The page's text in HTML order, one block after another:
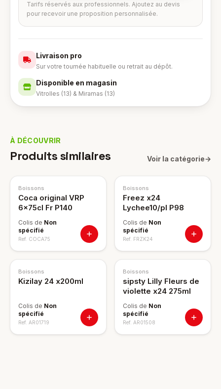
Tarifs réservés aux professionnels. Ajoutez au devis
pour recevoir une proposition personnalisée.
Livraison pro
Sur votre tournée habituelle ou retrait au dépôt.
Disponible en magasin
Vitrolles (13) & Miramas (13)
À DÉCOUVRIR
Produits similaires Voir la catégorie→
Boissons
Coca original VRP
6x75cl Fr P140
Colis de Non
spécifié
Ref. COCA75
Boissons
Freez x24
Lychee10/pl P98
Colis de Non
spécifié
Ref. FRZK24
Boissons
Kizilay 24 x200ml
Colis de Non
spécifié
Ref. AR01719
Boissons
sipsty Lilly Fleurs de
violette x24 275ml
Colis de Non
spécifié
Ref. AR01508